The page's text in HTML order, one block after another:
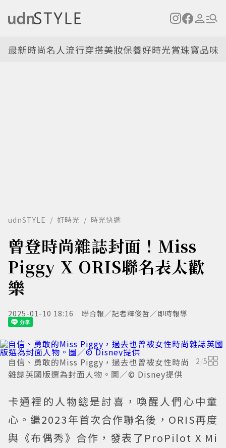
最新時尚名人流行穿搭美妝保養好時光賞珠寶品味
udnSTYLE 好時光 時光快遞
曾登時尚雜誌封面！Miss
Piggy X ORIS聯名表太歡
樂
2025-01-10 18:16 聯合報／記者釋俊哲／即時報導
自信、勇敢的Miss Piggy，過去也曾被女性時尚
雜誌英國版選為封面人物。圖／© Disney提供
2/5
卡通裡的人物總是討喜，喚醒人們心中童
心。繼2023年首次合作聯名後，ORIS再度
與《布偶秀》合作，發表了ProPilot X Mi